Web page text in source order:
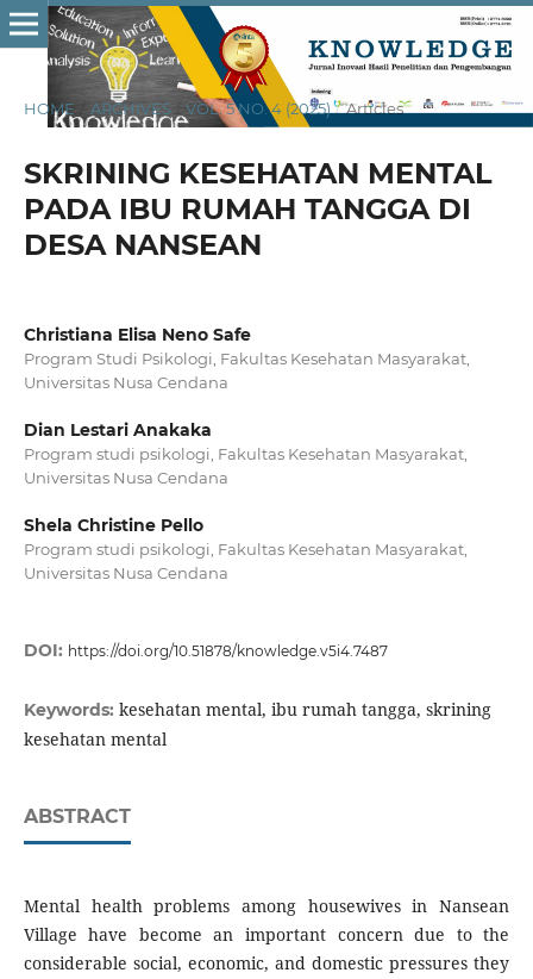
HOME ARCHIVES / VOL. 5 NO. 4 (2025) / Articles
SKRINING KESEHATAN MENTAL
PADA IBU RUMAH TANGGA DI
DESA NANSEAN
Christiana Elisa Neno Safe
Program Studi Psikologi, Fakultas Kesehatan Masyarakat,
Universitas Nusa Cendana
Dian Lestari Anakaka
Program studi psikologi, Fakultas Kesehatan Masyarakat,
Universitas Nusa Cendana
Shela Christine Pello
Program studi psikologi, Fakultas Kesehatan Masyarakat,
Universitas Nusa Cendana
DOI: https://doi.org/10.51878/knowledge.v5i4.7487
Keywords: kesehatan mental, ibu rumah tangga, skrining
kesehatan mental
ABSTRACT
Mental health problems among housewives in Nansean
Village have become an important concern due to the
considerable social, economic, and domestic pressures they